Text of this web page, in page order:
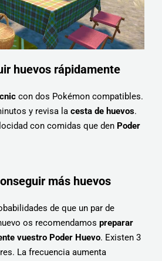
huevos rápidamente
con dos Pokémon compatibles.
y revisa la cesta de huevos.
con comidas que den Poder
más huevos
de que un par de
os recomendamos preparar
vuestro Poder Huevo. Existen 3
La frecuencia aumenta